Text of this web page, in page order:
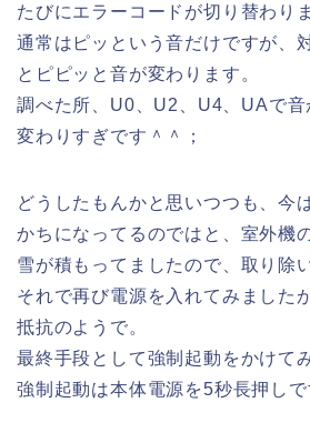
たびにエラーコードが切り替わり
通常はピッという音だけですが、
とピピッと音が変わります。
調べた所、U0、U2、U4、UAで音
変わりすぎです＾＾；
どうしたもんかと思いつつも、今
かちになってるのではと、室外機
雪が積もってましたので、取り除
それで再び電源を入れてみました
抵抗のようで。
最終手段として強制起動をかけて
強制起動は本体電源を5秒長押しで